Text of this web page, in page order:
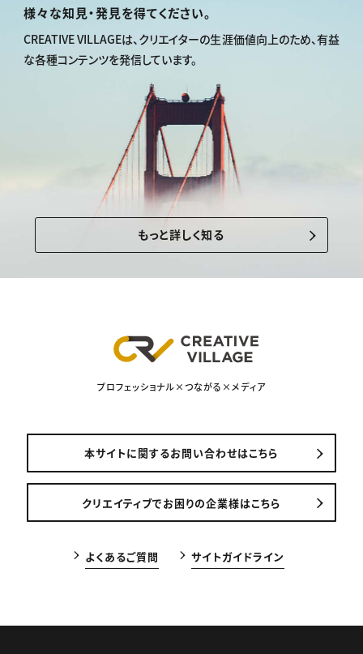
様々な知見・発見を得てください。
CREATIVE VILLAGEは、クリエイターの生涯価値向上のため、有益
な各種コンテンツを発信しています。
もっと詳しく知る
プロフェッショナル×つながる×メディア
本サイトに関するお問い合わせはこちら
クリエイティブでお困りの企業様はこちら
よくあるご質問 サイトガイドライン